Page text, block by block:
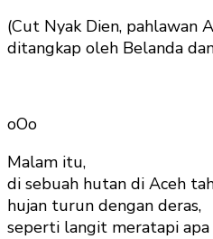
(Cut Nyak Dien, pahlawan
ditangkap oleh Belanda
oOo
Malam itu,
di sebuah hutan di Aceh
hujan turun dengan deras,
seperti langit meratapi apa